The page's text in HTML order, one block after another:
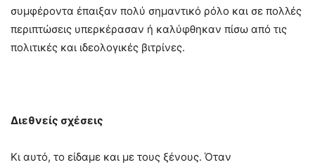
συμφέροντα έπαιξαν πολύ σημαντικό ρόλο και σε πολλές
περιπτώσεις υπερκέρασαν ή καλύφθηκαν πίσω από τις
πολιτικές και ιδεολογικές βιτρίνες.
Διεθνείς σχέσεις
Κι αυτό, το είδαμε και με τους ξένους. Όταν